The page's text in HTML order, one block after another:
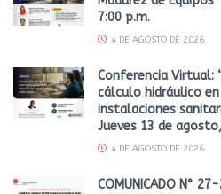
7:00 p.m.
4 DE AGOSTO DE 2026
Conferencia Virtual:
cálculo hidráulico
instalaciones
Jueves 13 de
4 DE AGOSTO DE 2026
COMUNICADO N°